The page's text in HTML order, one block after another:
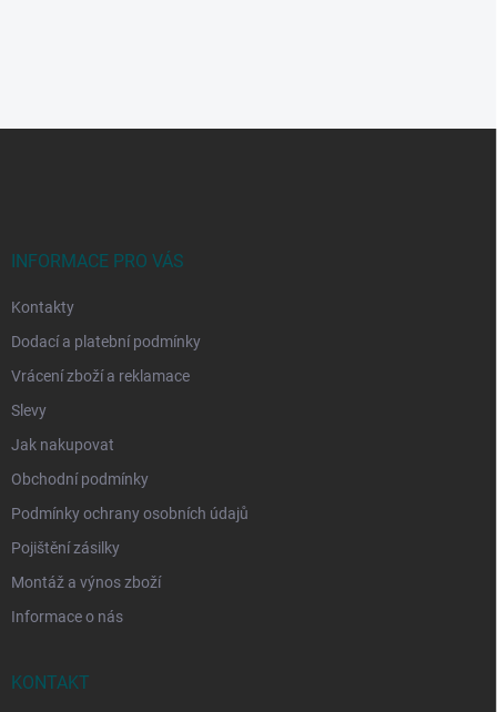
INFORMACE PRO VÁS
Kontakty
Dodací a platební podmínky
Vrácení zboží a reklamace
Slevy
Jak nakupovat
Obchodní podmínky
Podmínky ochrany osobních údajů
Pojištění zásilky
Montáž a výnos zboží
Informace o nás
KONTAKT